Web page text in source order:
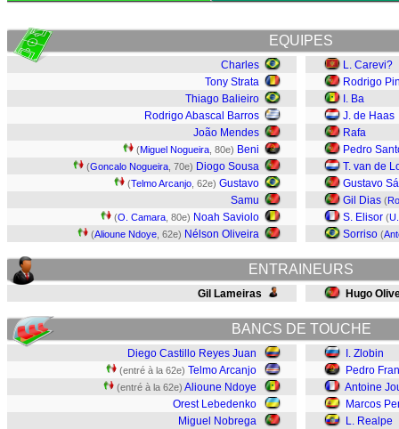
EQUIPES
Charles
Tony Strata
Thiago Balieiro
Rodrigo Abascal Barros
João Mendes
(Miguel Nogueira , 80e) Beni
(Goncalo Nogueira , 70e) Diogo Sousa
(Telmo Arcanjo , 62e) Gustavo
Samu
(O. Camara , 80e) Noah Saviolo
(Alioune Ndoye , 62e) Nélson Oliveira
L. Carevi?
Rodrigo
I. Ba
J. de Haas
Rafa
Pedro
T. van de
Gustavo Sá
Gil Dias (
S. Elisor (
Sorriso (
ENTRAINEURS
Gil Lameiras Hugo
BANCS DE TOUCHE
Diego Castillo Reyes Juan
(entré à la 62e) Telmo Arcanjo
(entré à la 62e) Alioune Ndoye
Orest Lebedenko
Miguel Nobrega
I. Zlobin
Pedro
Antoine
Marcos
L. Realpe